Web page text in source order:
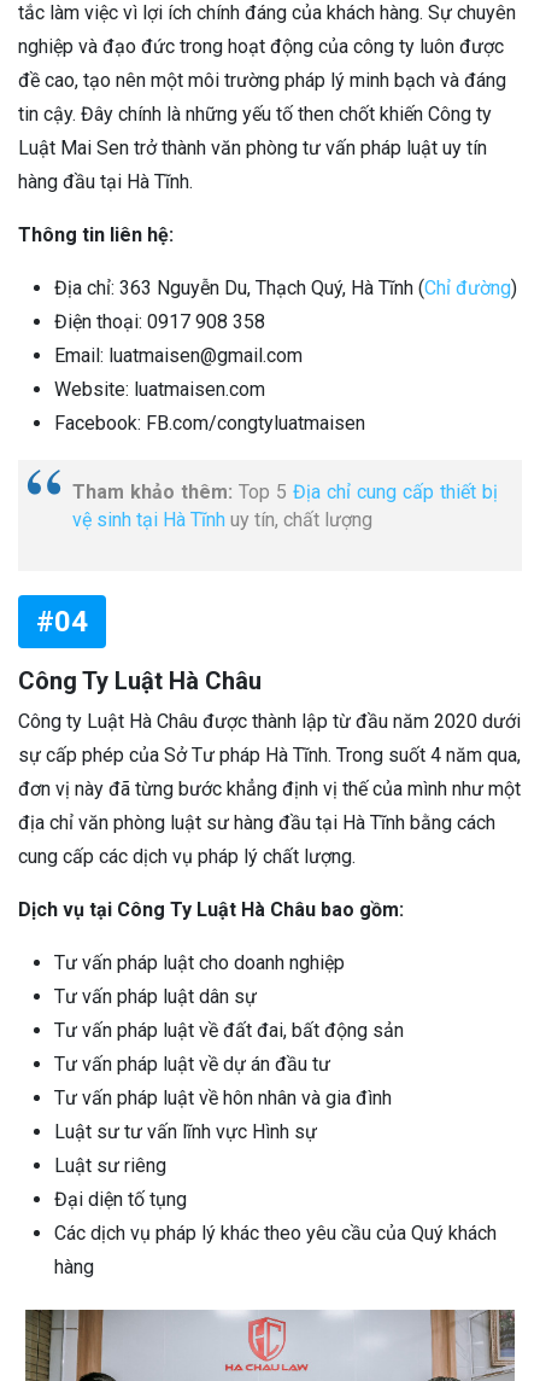
tắc làm việc vì lợi ích chính đáng của khách hàng. Sự chuyên
nghiệp và đạo đức trong hoạt động của công ty luôn được
đề cao, tạo nên một môi trường pháp lý minh bạch và đáng
tin cậy. Đây chính là những yếu tố then chốt khiến Công ty
Luật Mai Sen trở thành văn phòng tư vấn pháp luật uy tín
hàng đầu tại Hà Tĩnh.
Thông tin liên hệ:
Địa chỉ: 363 Nguyễn Du, Thạch Quý, Hà Tĩnh (Chỉ đường)
Điện thoại: 0917 908 358
Email: luatmaisen@gmail.com
Website: luatmaisen.com
Facebook: FB.com/congtyluatmaisen
Tham khảo thêm: Top 5 Địa chỉ cung cấp thiết bị
vệ sinh tại Hà Tĩnh uy tín, chất lượng
#04
Công Ty Luật Hà Châu
Công ty Luật Hà Châu được thành lập từ đầu năm 2020 dưới
sự cấp phép của Sở Tư pháp Hà Tĩnh. Trong suốt 4 năm qua,
đơn vị này đã từng bước khẳng định vị thế của mình như một
địa chỉ văn phòng luật sư hàng đầu tại Hà Tĩnh bằng cách
cung cấp các dịch vụ pháp lý chất lượng.
Dịch vụ tại Công Ty Luật Hà Châu bao gồm:
Tư vấn pháp luật cho doanh nghiệp
Tư vấn pháp luật dân sự
Tư vấn pháp luật về đất đai, bất động sản
Tư vấn pháp luật về dự án đầu tư
Tư vấn pháp luật về hôn nhân và gia đình
Luật sư tư vấn lĩnh vực Hình sự
Luật sư riêng
Đại diện tố tụng
Các dịch vụ pháp lý khác theo yêu cầu của Quý khách
hàng